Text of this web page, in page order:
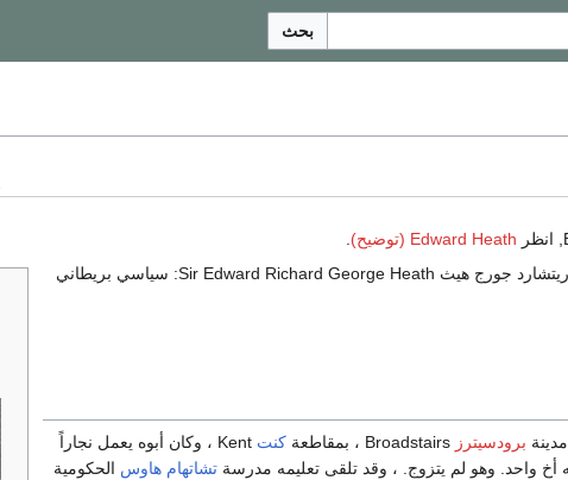
بحث
Edward Heath (توضيح)
(1916 ـ 2005) ، هو إدوارد ريتشارد جورج هيث Sir Edward Richard George Heath: سياسي بريطاني
برودسيترز كنت
Kent ، وكان أبوه يعمل نجاراً
أخ واحد. وهو لم يتزوج. ، وقد تلقى تعليمه مدرسة تشاتهام هاوس الحكومية